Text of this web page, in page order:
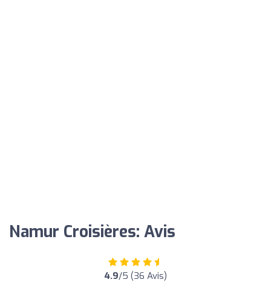
Namur Croisières: Avis
4.9/5 (36 Avis)